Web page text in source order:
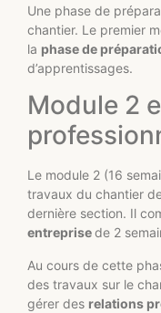
Une phase de
chantier. Le premier
la phase de
d’apprentissages.
Module 2
Le module 2 (16
travaux du chantier
dernière section. Il
entreprisede 2
Au cours de cette
des travaux sur le
gérer des relations